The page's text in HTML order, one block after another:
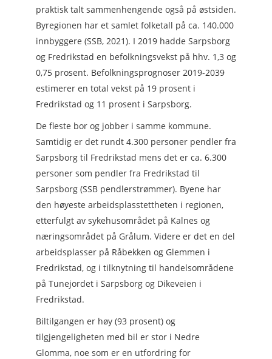
praktisk talt sammenhengende også på østsiden.
Byregionen har et samlet folketall på ca. 140.000
innbyggere (SSB, 2021). I 2019 hadde Sarpsborg
og Fredrikstad en befolkningsvekst på hhv. 1,3 og
0,75 prosent. Befolkningsprognoser 2019-2039
estimerer en total vekst på 19 prosent i
Fredrikstad og 11 prosent i Sarpsborg.
De fleste bor og jobber i samme kommune.
Samtidig er det rundt 4.300 personer pendler fra
Sarpsborg til Fredrikstad mens det er ca. 6.300
personer som pendler fra Fredrikstad til
Sarpsborg (SSB pendlerstrømmer). Byene har
den høyeste arbeidsplasstettheten i regionen,
etterfulgt av sykehusområdet på Kalnes og
næringsområdet på Grålum. Videre er det en del
arbeidsplasser på Råbekken og Glemmen i
Fredrikstad, og i tilknytning til handelsområdene
på Tunejordet i Sarpsborg og Dikeveien i
Fredrikstad.
Biltilgangen er høy (93 prosent) og
tilgjengeligheten med bil er stor i Nedre
Glomma, noe som er en utfordring for